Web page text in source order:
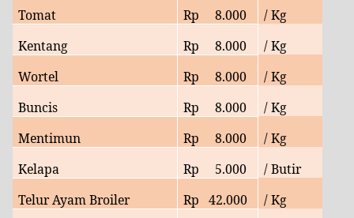
Tomat
Rp 8.000
/ Kg
Kentang
Rp 8.000
/ Kg
Wortel
Rp 8.000
/ Kg
Buncis
Rp 8.000
/ Kg
Mentimun
Rp 8.000
/ Kg
Kelapa
Rp 5.000
/ Butir
Telur Ayam Broiler
Rp 42.000
/ Kg